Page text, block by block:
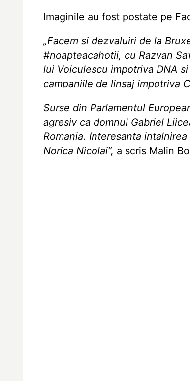
Imaginile au fost postate pe
„Facem si dezvaluiri de la
#noapteacahotii, cu Razvan
lui Voiculescu impotriva DNA
campaniile de linsaj impotriva
Surse din Parlamentul
agresiv ca domnul Gabriel
Romania. Interesanta
Norica Nicolai”, a scris Malin